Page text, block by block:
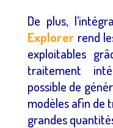
De plus,
Explorer rend
exploitables
traitement
possible de
modèles afin de
grandes